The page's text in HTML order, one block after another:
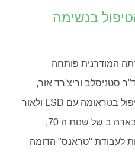
בנשימה
המודרנית פותחה
סטניסלב וריצ'רד אור,
לאור ההצלחה הגדולה של טיפול בטראומה עם LSD ולאור
האיסור הגורף על שימוש בו בארה ב של שנות ה 70,
לעבודת "טראנס" הדומה